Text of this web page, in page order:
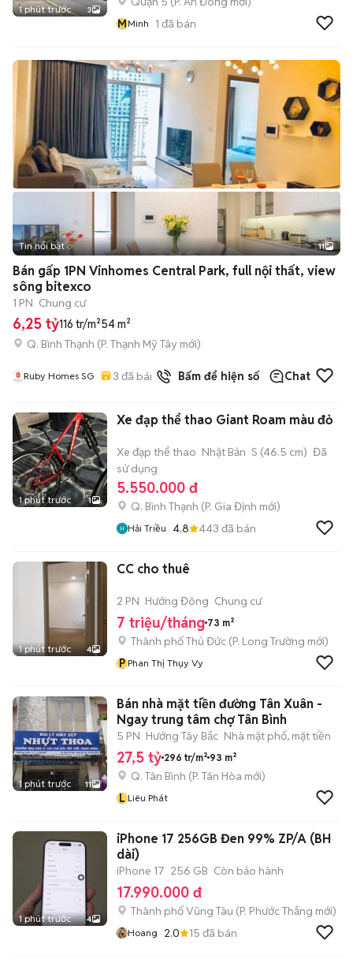
1 phút trước 3
MMinh 1 đã bán
+2
Tin nổi bật 11
Bán gấp 1PN Vinhomes Central Park, full nội thất, view
sông bitexco
1 PN Chung cư
6,25 tỷ116 tr/m²54 m²
Q. Bình Thạnh (P. Thạnh Mỹ Tây mới)
Ruby Homes SG 3 đã bán Bấm để hiện số Chat
1 phút trước 1
Xe đạp thể thao Giant Roam màu đỏ
Xe đạp thể thao Nhật Bản S (46.5 cm) Đã
sử dụng
5.550.000 đ
Q. Bình Thạnh (P. Gia Định mới)
Hải Triều 4.8 443 đã bán
1 phút trước 4
CC cho thuê
2 PN Hướng Đông Chung cư
7 triệu/tháng 73 m²
Thành phố Thủ Đức (P. Long Trường mới)
P Phan Thị Thụy Vy
1 phút trước 11
Bán nhà mặt tiền đường Tân Xuân -
Ngay trung tâm chợ Tân Bình
5 PN Hướng Tây Bắc Nhà mặt phố, mặt tiền
27,5 tỷ 296 tr/m² 93 m²
Q. Tân Bình (P. Tân Hòa mới)
L Liêu Phát
1 phút trước 4
iPhone 17 256GB Đen 99% ZP/A (BH
dài)
iPhone 17 256 GB Còn bảo hành
17.990.000 đ
Thành phố Vũng Tàu (P. Phước Thắng mới)
Hoang 2.0 15 đã bán